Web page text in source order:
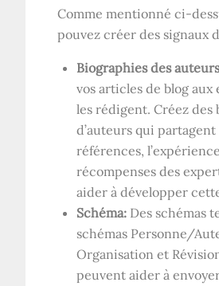
Comme mentionné ci-
pouvez créer des signaux
Biographies des
vos articles de blog aux
les rédigent. Créez des
d’auteurs qui partagent
références,
récompenses des
aider à développer
Schéma: Des schémas
schémas Personne/
Organisation et
peuvent aider à